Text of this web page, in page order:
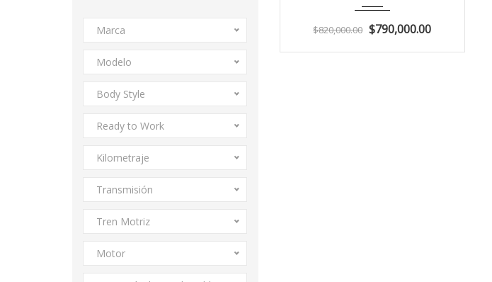
Marca
Modelo
Body Style
Ready to Work
Kilometraje
Transmisión
Tren Motriz
Motor
$820,000.00 $790,000.00